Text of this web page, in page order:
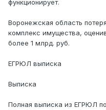
функционирует.
Воронежская область
комплекс имущества,
более 1 млрд. руб.
ЕГРЮЛ выписка
Выписка
Полная выписка из ЕГРЮЛ